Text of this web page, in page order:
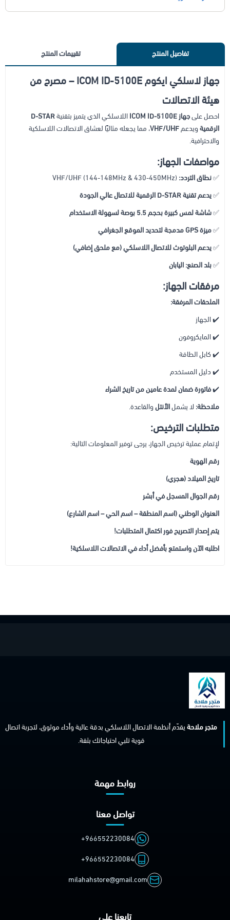
تفاصيل المنتج تقييمات المنتج
جهاز لاسلكي ايكوم ICOM ID-5100E – مصرح من
هيئة الاتصالات
احصل علىجهاز ICOM ID-5100E اللاسلكي الذي يتميز بتقنيةD-STAR
الرقميةويدعمVHF/UHF، مما يجعله مثاليًا لعشاق الاتصالات اللاسلكية
والاحترافية.
مواصفات الجهاز:
✅نطاق التردد:VHF/UHF (144-148MHz & 430-450MHz)
✅يدعم تقنية D-STAR الرقمية للاتصال عالي الجودة
✅شاشة لمس كبيرة بحجم 5.5 بوصة لسهولة الاستخدام
✅ميزة GPS مدمجة لتحديد الموقع الجغرافي
✅يدعم البلوتوث للاتصال اللاسلكي (مع ملحق إضافي)
✅بلد الصنع: اليابان
مرفقات الجهاز:
الملحقات المرفقة:
✔️ الجهاز
✔️ المايكروفون
✔️ كابل الطاقة
✔️ دليل المستخدم
✔️فاتورة ضمان لمدة عامين من تاريخ الشراء
ملاحظة:لا يشملالأنتلوالقاعدة.
متطلبات الترخيص:
لإتمام عملية ترخيص الجهاز، يرجى توفير المعلومات التالية:
رقم الهوية
تاريخ الميلاد (هجري)
رقم الجوال المسجل في أبشر
العنوان الوطني (اسم المنطقة – اسم الحي – اسم الشارع)
يتم إصدار التصريح فور اكتمال المتطلبات!
اطلبه الآن واستمتع بأفضل أداء في الاتصالات اللاسلكية!
متجر ملاحةيقدّم أنظمة الاتصال اللاسلكي بدقة عالية وأداء موثوق، لتجربة اتصال
قوية تلبي احتياجاتك بثقة.
روابط مهمة
تواصل معنا
+966552230084
+966552230084
milahahstore@gmail.com
تابعنا على